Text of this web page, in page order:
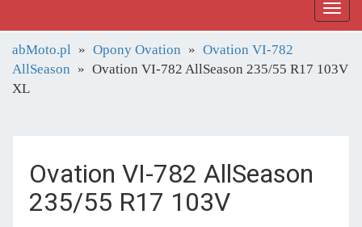
abMoto.pl Opony Ovation
Ovation VI-782
AllSeason
Ovation VI-782 AllSeason 235/55 R17 103V
XL
Ovation VI-782 AllSeason
235/55 R17 103V